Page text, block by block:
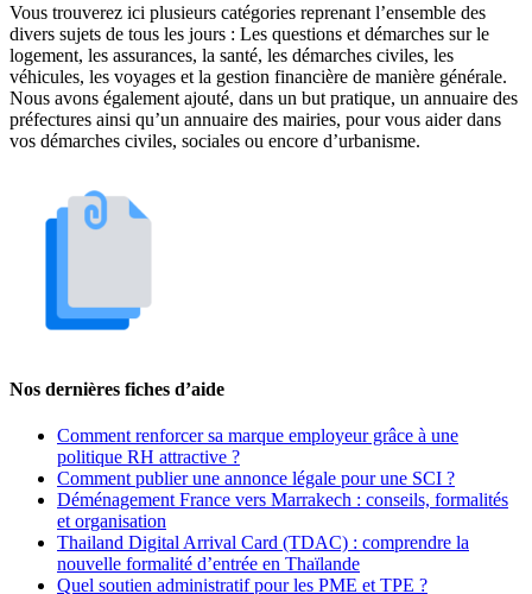
Vous trouverez ici plusieurs catégories reprenant l’ensemble des
divers sujets de tous les jours : Les questions et démarches sur le
logement, les assurances, la santé, les démarches civiles, les
véhicules, les voyages et la gestion financière de manière générale.
Nous avons également ajouté, dans un but pratique, un annuaire des
préfectures ainsi qu’un annuaire des mairies, pour vous aider dans
vos démarches civiles, sociales ou encore d’urbanisme.
Nos dernières fiches d’aide
Comment renforcer sa marque employeur grâce à une
politique RH attractive ?
Comment publier une annonce légale pour une SCI ?
Déménagement France vers Marrakech : conseils, formalités
et organisation
Thailand Digital Arrival Card (TDAC) : comprendre la
nouvelle formalité d’entrée en Thaïlande
Quel soutien administratif pour les PME et TPE ?